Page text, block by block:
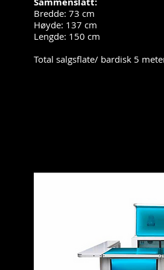
Bredde: 73 cm
Høyde: 137 cm
Lengde: 150 cm
Total salgsflate/ bardisk 5